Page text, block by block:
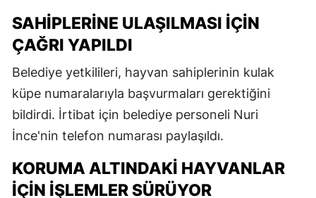
SAHIPLERINE ULAŞILMASI İÇIN
ÇAĞRI YAPILDI
Belediye yetkilileri, hayvan sahiplerinin kulak
küpe numaralarıyla başvurmaları gerektiğini
bildirdi. İrtibat için belediye personeli Nuri
İnce'nin telefon numarası paylaşıldı.
KORUMA ALTINDAKI HAYVANLAR
İÇIN İŞLEMLER SÜRÜYOR